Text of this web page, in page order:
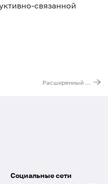
связанной
Расширенный комплексный анализ на витамины (A, бета-каротин, D, E, K, C, B1, B2, B3, B5, B6, B9, B12)
Социальные сети